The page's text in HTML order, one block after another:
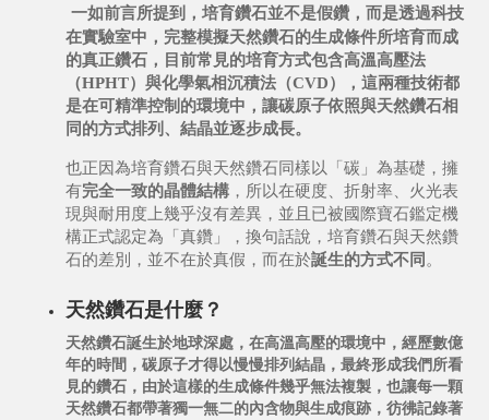
一如前言所提到，培育鑽石並不是假鑽，而是透過科技
在實驗室中， 完整模擬天然鑽石的生成條件所培育而成
的真正鑽石，目前常見的培育方式包含高溫高壓法
（HPHT）與化學氣相沉積法（CVD）
，這兩種技術都
是在可精準控制的環境中，讓碳原子依照與天然鑽石相
同的方式排列、結晶並逐步成長。
也正因為培育鑽石與天然鑽石同樣以「碳」為基礎，擁
有完全一致的晶體結構 ，所以在硬度、折射率、火光表
現與耐用度上幾乎沒有差異，並且已被國際寶石鑑定機
構正式認定為「真鑽」，換句話說，培育鑽石與天然鑽
石的差別，並不在於真假，而在於誕生的方式不同 。
天然鑽石是什麼？
天然鑽石誕生於地球深處，在高溫高壓的環境中，經歷數億
年的時間，碳原子才得以慢慢排列結晶，最終形成我們所看
見的鑽石，由於這樣的生成條件幾乎無法複製，也讓每一顆
天然鑽石都帶著獨一無二的內含物與生成痕跡，彷彿記錄著